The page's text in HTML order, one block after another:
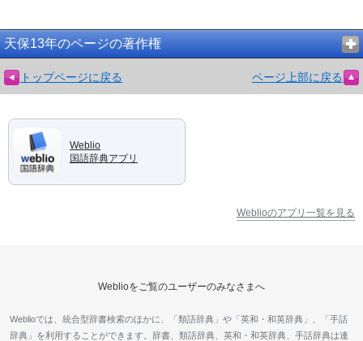
天保13年のページの著作権
トップページに戻る ページ上部に戻る
Weblio
国語辞典アプリ
Weblioのアプリ一覧を見る
Weblioをご覧のユーザーのみなさまへ
Weblioでは、統合型辞書検索のほかに、「類語辞典」や「英和・和英辞典」、「手話
辞典」を利用することができます。辞書、類語辞典、英和・和英辞典、手話辞典は連